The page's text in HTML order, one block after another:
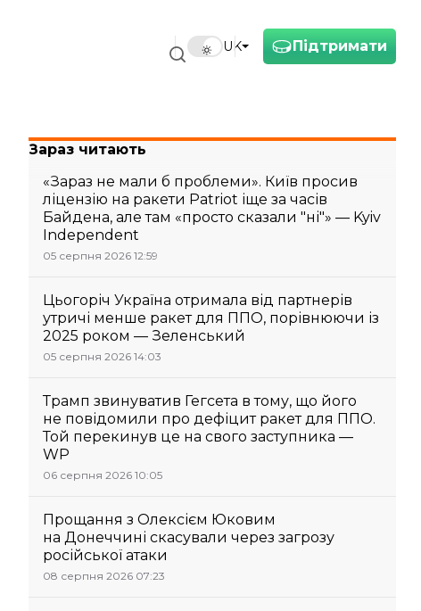
Підтримати
UK
Зараз читають
«Зараз не мали б проблеми». Київ просив
ліцензію на ракети Patriot іще за часів
Байдена, але там «просто сказали "ні"» — Kyiv
Independent
05 серпня 2026 12:59
Цьогоріч Україна отримала від партнерів
утричі менше ракет для ППО, порівнюючи із
2025 роком — Зеленський
05 серпня 2026 14:03
Трамп звинуватив Гегсета в тому, що його
не повідомили про дефіцит ракет для ППО.
Той перекинув це на свого заступника —
WP
06 серпня 2026 10:05
Прощання з Олексієм Юковим
на Донеччині скасували через загрозу
російської атаки
08 серпня 2026 07:23